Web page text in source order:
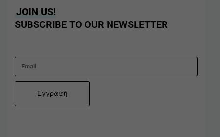
JOIN US!
SUBSCRIBE TO OUR NEWSLETTER